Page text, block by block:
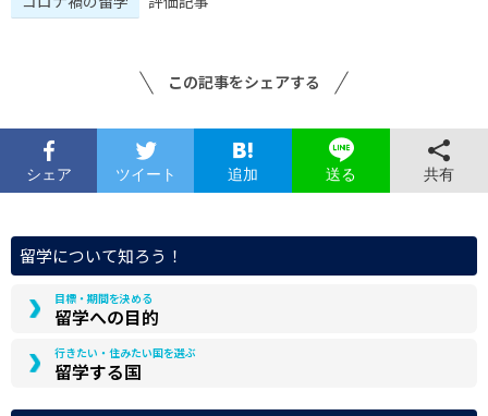
この記事をシェアする
シェア ツイート 追加 送る 共有
留学について知ろう！
目標・期間を決める
留学への目的
行きたい・住みたい国を選ぶ
留学する国